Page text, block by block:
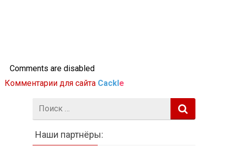
Comments are disabled
Комментарии для сайта Cackle
Наши партнёры: